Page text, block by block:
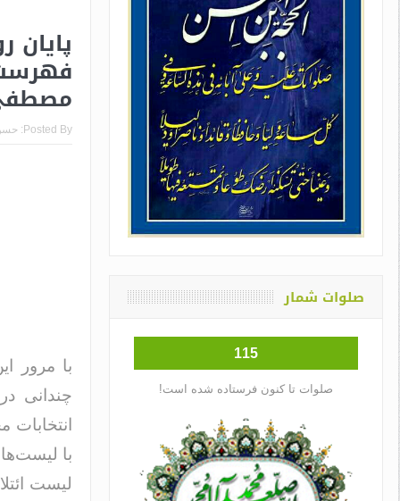
پایان
فهرست
Posted By:
با مرور
چندانی
با
لیست
صلوات شمار
115
صلوات تا کنون فرستاده شده است!